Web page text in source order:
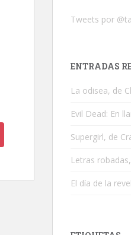
Tweets por
ENTRADAS
La odisea, de
Evil Dead: En
Supergirl, de
Letras
El día de la